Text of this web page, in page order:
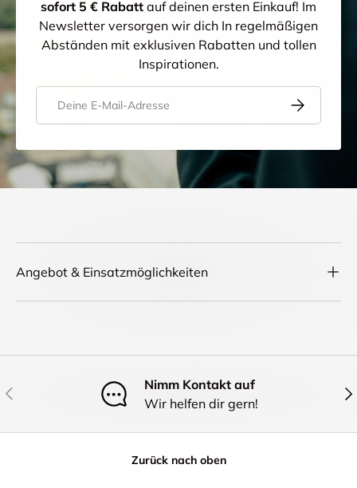
sofort 5 € Rabatt auf deinen ersten Einkauf! Im
Newsletter versorgen wir dich In regelmäßigen
Abständen mit exklusiven Rabatten und tollen
Inspirationen.
Abonnieren
Angebot & Einsatzmöglichkeiten
Vorherige
Nimm Kontakt auf
Wir helfen dir gern!
Zurück nach oben